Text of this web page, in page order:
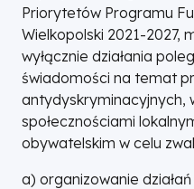
Priorytetów Programu
Wielkopolski 2021-2027,
wyłącznie działania
świadomości na temat
antydyskryminacyjnych,
społecznościami
obywatelskim w celu
a) organizowanie